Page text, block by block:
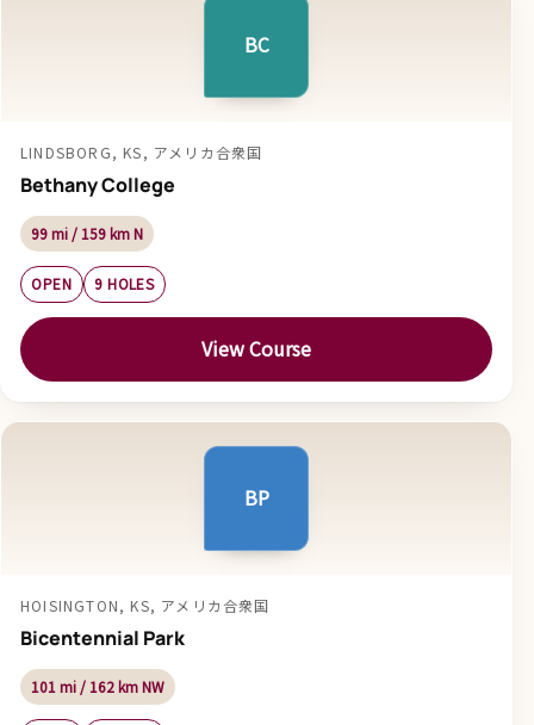
BC
LINDSBORG, KS, アメリカ合衆国
Bethany College
99 mi / 159 km N
OPEN 9 HOLES
View Course
BP
HOISINGTON, KS, アメリカ合衆国
Bicentennial Park
101 mi / 162 km NW